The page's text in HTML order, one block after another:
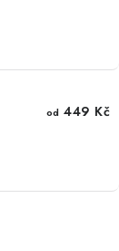
od 449 Kč